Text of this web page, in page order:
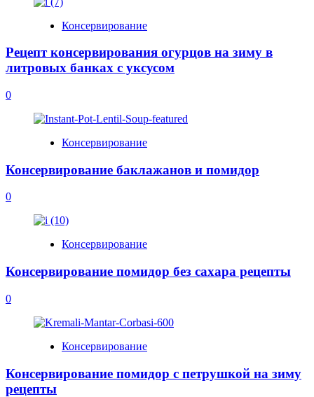
Консервирование
Рецепт консервирования огурцов на зиму в
литровых банках с уксусом
0
Консервирование
Консервирование баклажанов и помидор
0
Консервирование
Консервирование помидор без сахара рецепты
0
Консервирование
Консервирование помидор с петрушкой на зиму
рецепты